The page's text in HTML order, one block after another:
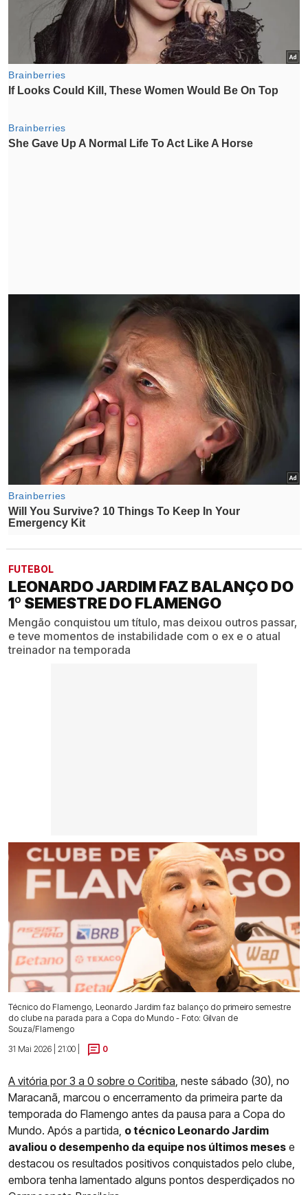
FUTEBOL
LEONARDO JARDIM FAZ BALANÇO DO
1º SEMESTRE DO FLAMENGO
Mengão conquistou um título, mas deixou outros passar,
e teve momentos de instabilidade com o ex e o atual
treinador na temporada
Técnico do Flamengo, Leonardo Jardim faz balanço do primeiro semestre
do clube na parada para a Copa do Mundo - Foto: Gilvan de
Souza/Flamengo
31 Mai 2026 | 21:00 |
0
A vitória por 3 a 0 sobre o Coritiba , neste sábado (30), no
Maracanã, marcou o encerramento da primeira parte da
temporada do Flamengo antes da pausa para a Copa do
Mundo. Após a partida, o técnico Leonardo Jardim
avaliou o desempenho da equipe nos últimos meses e
destacou os resultados positivos conquistados pelo clube,
embora tenha lamentado alguns pontos desperdiçados no